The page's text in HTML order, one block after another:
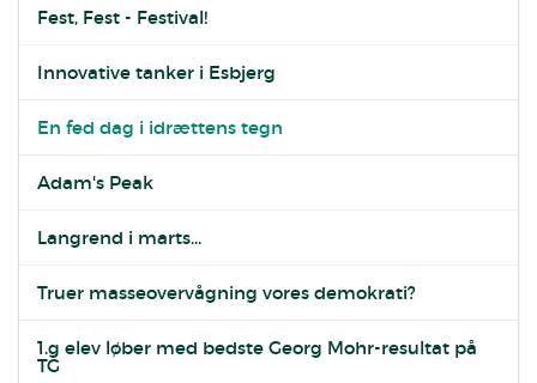
Fest, Fest - Festival!
Innovative tanker i Esbjerg
En fed dag i idrættens tegn
Adam's Peak
Langrend i marts...
Truer masseovervågning vores demokrati?
1.g elev løber med bedste Georg Mohr-resultat på
TG